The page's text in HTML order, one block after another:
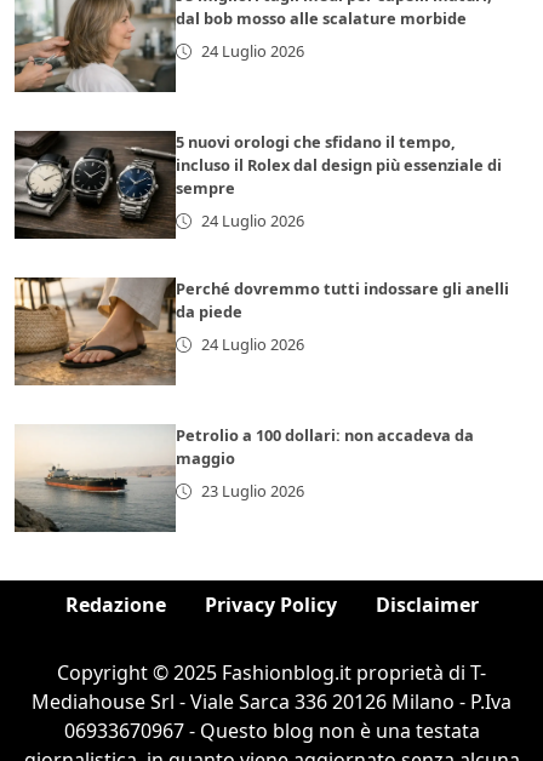
dal bob mosso alle scalature morbide
24 Luglio 2026
5 nuovi orologi che sfidano il tempo,
incluso il Rolex dal design più essenziale di
sempre
24 Luglio 2026
Perché dovremmo tutti indossare gli anelli
da piede
24 Luglio 2026
Petrolio a 100 dollari: non accadeva da
maggio
23 Luglio 2026
Redazione Privacy Policy Disclaimer
Copyright © 2025 Fashionblog.it proprietà di T-
Mediahouse Srl - Viale Sarca 336 20126 Milano - P.Iva
06933670967 - Questo blog non è una testata